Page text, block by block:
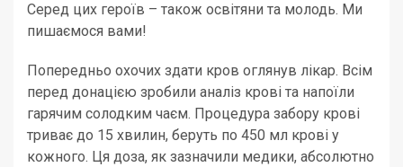
Серед цих героїв – також освітяни та молодь. Ми
пишаємося вами!
Попередньо охочих здати кров оглянув лікар. Всім
перед донацією зробили аналіз крові та напоїли
гарячим солодким чаєм. Процедура забору крові
триває до 15 хвилин, беруть по 450 мл крові у
кожного. Ця доза, як зазначили медики, абсолютно